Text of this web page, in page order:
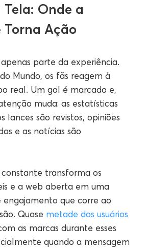
Onde a
Torna Ação
apenas parte da experiência.
Mundo, os fãs reagem à
real. Um gol é marcado e,
muda: as estatísticas
lances são revistos, opiniões
e as notícias são
transforma os
e a web aberta em uma
que corre ao
Quase metade dos usuários
as marcas durante esses
quando a mensagem